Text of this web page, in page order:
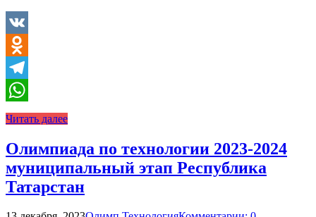
VK
Odnoklassniki
Telegram
WhatsApp
Читать далее
Олимпиада по технологии 2023-2024
муниципальный этап Республика
Татарстан